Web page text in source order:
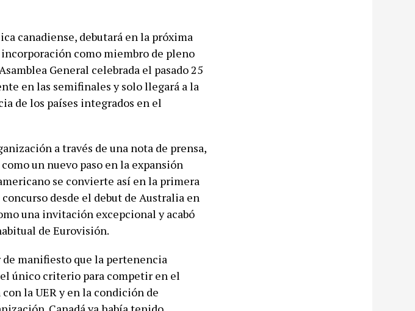
canadiense, debutará en la próxima
como miembro de pleno
General celebrada el pasado 25
en las semifinales y solo llegará a la
de los países integrados en el
a través de una nota de prensa,
un nuevo paso en la expansión
se convierte así en la primera
desde el debut de Australia en
una invitación excepcional y acabó
de Eurovisión.
de manifiesto que la pertenencia
único criterio para competir en el
la UER y en la condición de